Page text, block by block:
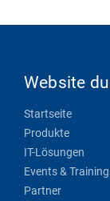
Website
Startseite
Produkte
IT-Lösungen
Events &
Partner